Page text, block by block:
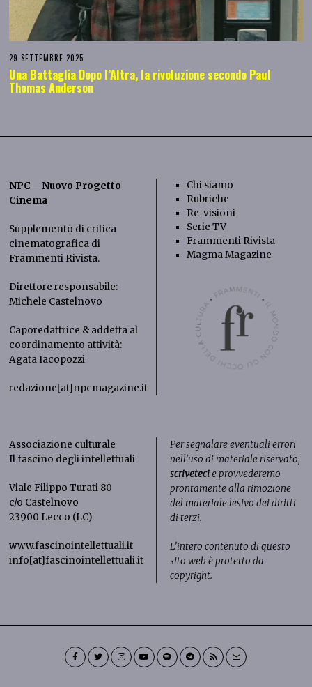
29 SETTEMBRE 2025
Una Battaglia Dopo l’Altra, la rivoluzione secondo Paul
Thomas Anderson
NPC – Nuovo Progetto
Cinema
Supplemento di critica
cinematografica di
Frammenti Rivista.
Direttore responsabile:
Michele Castelnovo
Caporedattrice & addetta al
coordinamento attività:
Agata Iacopozzi
redazione[at]npcmagazine.it
Chi siamo
Rubriche
Re-visioni
Serie TV
Frammenti Rivista
Magma Magazine
Associazione culturale
Il fascino degli intellettuali
Viale Filippo Turati 80
c/o Castelnovo
23900 Lecco (LC)
www.fascinointellettuali.it
info[at]fascinointellettuali.it
Per segnalare eventuali errori
nell’uso di materiale riservato,
scrivetecie provvederemo
prontamente alla rimozione
del materiale lesivo dei diritti
di terzi.
L’intero contenuto di questo
sito web è protetto da
copyright.